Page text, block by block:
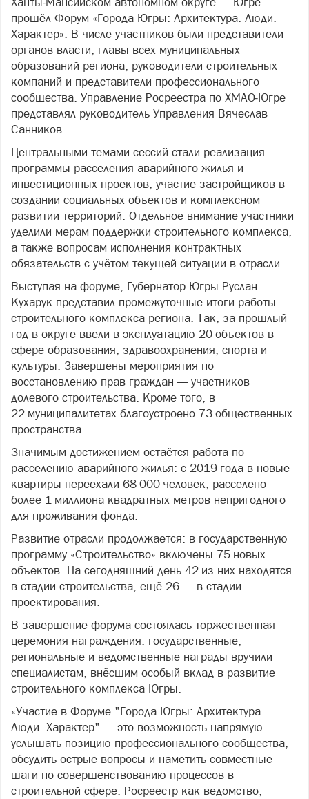
прошёл Форум «Города Югры: Архитектура. Люди.
Характер». В числе участников были представители
органов власти, главы всех муниципальных
образований региона, руководители строительных
компаний и представители профессионального
сообщества. Управление Росреестра по ХМАО‑Югре
представлял руководитель Управления Вячеслав
Санников.
Центральными темами сессий стали реализация
программы расселения аварийного жилья и
инвестиционных проектов, участие застройщиков в
создании социальных объектов и комплексном
развитии территорий. Отдельное внимание участники
уделили мерам поддержки строительного комплекса,
а также вопросам исполнения контрактных
обязательств с учётом текущей ситуации в отрасли.
Выступая на форуме, Губернатор Югры Руслан
Кухарук представил промежуточные итоги работы
строительного комплекса региона. Так, за прошлый
год в округе ввели в эксплуатацию 20 объектов в
сфере образования, здравоохранения, спорта и
культуры. Завершены мероприятия по
восстановлению прав граждан — участников
долевого строительства. Кроме того, в
22 муниципалитетах благоустроено 73 общественных
пространства.
Значимым достижением остаётся работа по
расселению аварийного жилья: с 2019 года в новые
квартиры переехали 68 000 человек, расселено
более 1 миллиона квадратных метров непригодного
для проживания фонда.
Развитие отрасли продолжается: в государственную
программу «Строительство» включены 75 новых
объектов. На сегодняшний день 42 из них находятся
в стадии строительства, ещё 26 — в стадии
проектирования.
В завершение форума состоялась торжественная
церемония награждения: государственные,
региональные и ведомственные награды вручили
специалистам, внёсшим особый вклад в развитие
строительного комплекса Югры.
«Участие в Форуме "Города Югры: Архитектура.
Люди. Характер" — это возможность напрямую
услышать позицию профессионального сообщества,
обсудить острые вопросы и наметить совместные
шаги по совершенствованию процессов в
строительной сфере. Росреестр как ведомство,